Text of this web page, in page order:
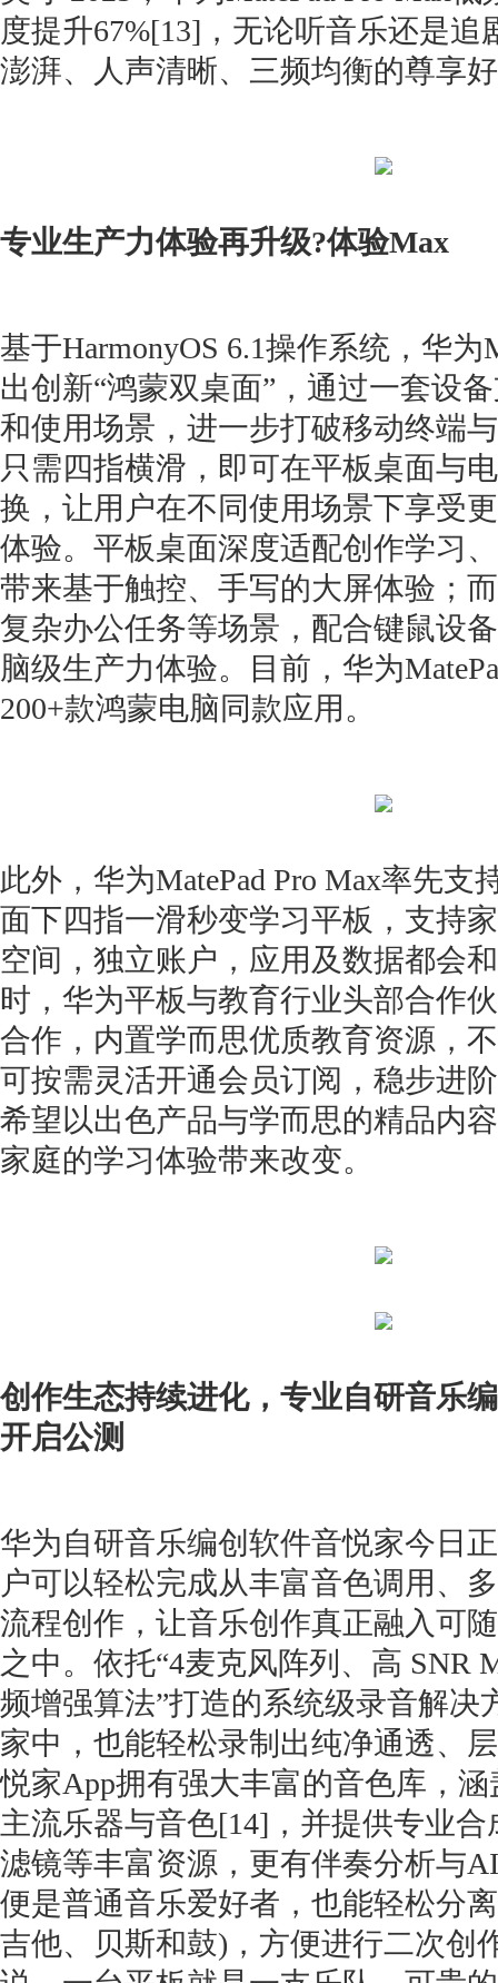
度提升67%[13]，无论听音乐还是追
澎湃、人声清晰、三频均衡的尊享
专业生产力体验再升级?体验Max
基于HarmonyOS 6.1操作系统，华为
出创新“鸿蒙双桌面”，通过一套设
和使用场景，进一步打破移动终端
只需四指横滑，即可在平板桌面与
换，让用户在不同使用场景下享受
体验。平板桌面深度适配创作学习
带来基于触控、手写的大屏体验；
复杂办公任务等场景，配合键鼠设
脑级生产力体验。目前，华为
200+款鸿蒙电脑同款应用。
此外，华为MatePad Pro Max率先支
面下四指一滑秒变学习平板，支持
空间，独立账户，应用及数据都会
时，华为平板与教育行业头部合作
合作，内置学而思优质教育资源，
可按需灵活开通会员订阅，稳步进
希望以出色产品与学而思的精品内
家庭的学习体验带来改变。
创作生态持续进化，专业自研音乐
开启公测
华为自研音乐编创软件音悦家今日
户可以轻松完成从丰富音色调用、
流程创作，让音乐创作真正融入可
之中。依托“4麦克风阵列、高 SNR
频增强算法”打造的系统级录音解决
家中，也能轻松录制出纯净通透、
悦家App拥有强大丰富的音色库，涵
主流乐器与音色[14]，并提供专业
滤镜等丰富资源，更有伴奏分析与
便是普通音乐爱好者，也能轻松分
吉他、贝斯和鼓)，方便进行二次创